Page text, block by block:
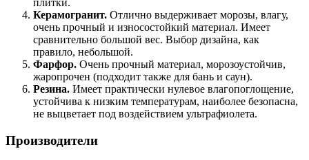
плитки.
Керамогранит. Отлично выдерживает морозы, влагу,
очень прочный и износостойкий материал. Имеет
сравнительно большой вес. Выбор дизайна, как
правило, небольшой.
Фарфор. Очень прочный материал, морозоустойчив,
жаропрочен (подходит также для бань и саун).
Резина. Имеет практически нулевое влагопоглощение,
устойчива к низким температурам, наиболее безопасна,
не выцветает под воздействием ультрафиолета.
Производители